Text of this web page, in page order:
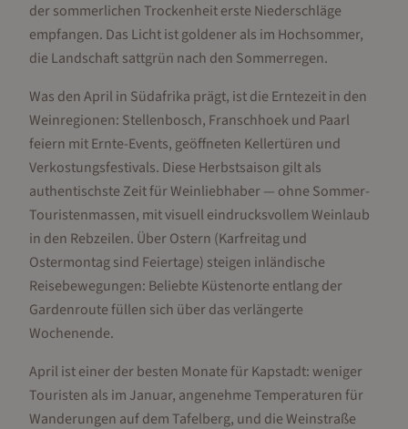
der sommerlichen Trockenheit erste Niederschläge
empfangen. Das Licht ist goldener als im Hochsommer,
die Landschaft sattgrün nach den Sommerregen.
Was den April in Südafrika prägt, ist die Erntezeit in den
Weinregionen: Stellenbosch, Franschhoek und Paarl
feiern mit Ernte-Events, geöffneten Kellertüren und
Verkostungsfestivals. Diese Herbstsaison gilt als
authentischste Zeit für Weinliebhaber — ohne Sommer-
Touristenmassen, mit visuell eindrucksvollem Weinlaub
in den Rebzeilen. Über Ostern (Karfreitag und
Ostermontag sind Feiertage) steigen inländische
Reisebewegungen: Beliebte Küstenorte entlang der
Gardenroute füllen sich über das verlängerte
Wochenende.
April ist einer der besten Monate für Kapstadt: weniger
Touristen als im Januar, angenehme Temperaturen für
Wanderungen auf dem Tafelberg, und die Weinstraße